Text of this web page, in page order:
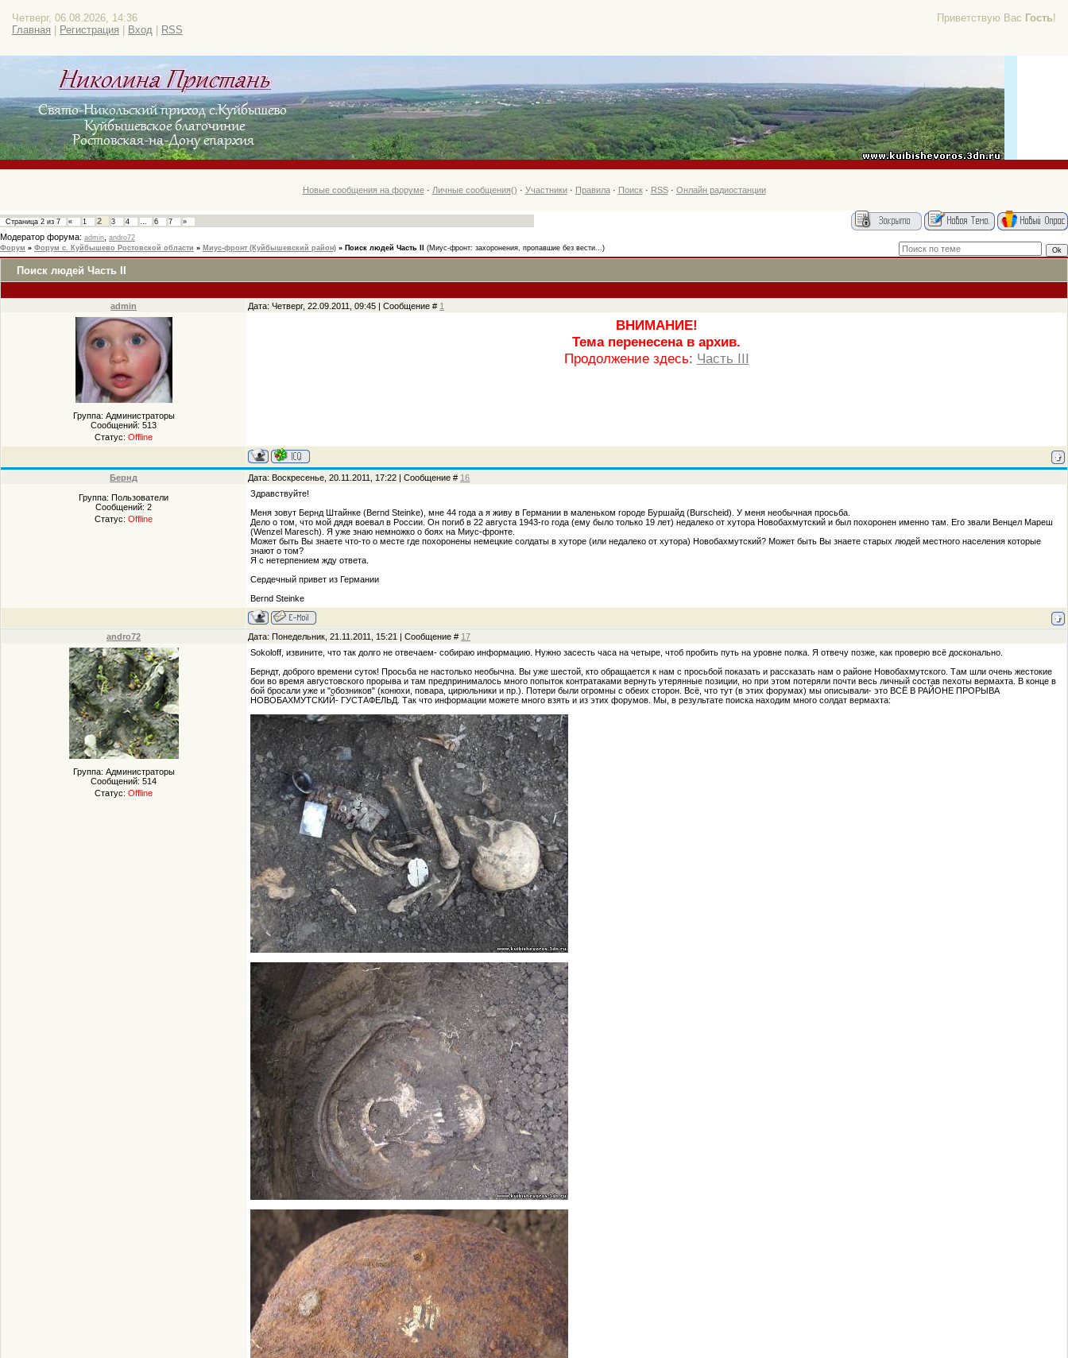
Приветствую Вас Гость!
Четверг, 06.08.2026, 14:36
Главная
Регистрация Вход RSS
Новые сообщения на форуме· Личные сообщения() · Участники· Правила· Поиск· RSS· Онлайн радиостанции
Страница 2 из 7 « 1 2 3 4 … 6 7 »
Модератор форума: admin andro72
Форум » Форум с. Куйбышево Ростовской области » Миус-фронт (Куйбышевский район) » Поиск людей Часть II (Миус-фронт: захоронения, пропавшие без вести...)
Поиск людей Часть II
admin Дата: Четверг, 22.09.2011, 09:45 | Сообщение # 1
Группа: Администраторы
Сообщений: 513
Статус: Offline
ВНИМАНИЕ!
Тема перенесена в архив.
Продолжение здесь: Часть III
Бернд Дата: Воскресенье, 20.11.2011, 17:22 | Сообщение # 16
Группа: Пользователи
Сообщений: 2
Статус: Offline
Здравствуйте!
Меня зовут Бернд Штайнке (Bernd Steinke), мне 44 года а я живу в Германии в маленьком городе Буршайд (Burscheid). У меня необычная просьба.
Дело о том, что мой дядя воевал в России. Он погиб в 22 августа 1943-го года (ему было только 19 лет) недалеко от хутора Новобахмутский и был похоронен именно там. Его звали Венцел Мареш
(Wenzel Maresch). Я уже знаю немножко о боях на Миус-фронте.
Может быть Вы знаете что-то о месте где похоронены немецкие солдаты в хуторе (или недалеко от хутора) Новобахмутский? Может быть Вы знаете старых людей местного населения которые
знают о том?
Я с нетерпением жду ответа.
Сердечный привет из Германии
Bernd Steinke
andro72 Дата: Понедельник, 21.11.2011, 15:21 | Сообщение # 17
Группа: Администраторы
Сообщений: 514
Статус: Offline
Sokoloff, извините, что так долго не отвечаем- собираю информацию. Нужно засесть часа на четыре, чтоб пробить путь на уровне полка. Я отвечу позже, как проверю всё досконально.
Берндт, доброго времени суток! Просьба не настолько необычна. Вы уже шестой, кто обращается к нам с просьбой показать и рассказать нам о районе Новобахмутского. Там шли очень жестокие
бои во время августовского прорыва и там предпринималось много попыток контратаками вернуть утерянные позиции, но при этом потеряли почти весь личный состав пехоты вермахта. В конце в
бой бросали уже и "обозников" (конюхи, повара, цирюльники и пр.). Потери были огромны с обеих сторон. Всё, что тут (в этих форумах) мы описывали- это ВСЁ В РАЙОНЕ ПРОРЫВА
НОВОБАХМУТСКИЙ- ГУСТАФЕЛЬД. Так что информации можете много взять и из этих форумов. Мы, в результате поиска находим много солдат вермахта: